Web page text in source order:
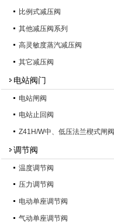
比例式减压阀
其他减压阀系列
高灵敏度蒸汽减压阀
其它减压阀
电站阀门
电站闸阀
电站止回阀
Z41H/W中、低压法兰楔式闸阀
调节阀
温度调节阀
压力调节阀
电动单座调节阀
气动单座调节阀